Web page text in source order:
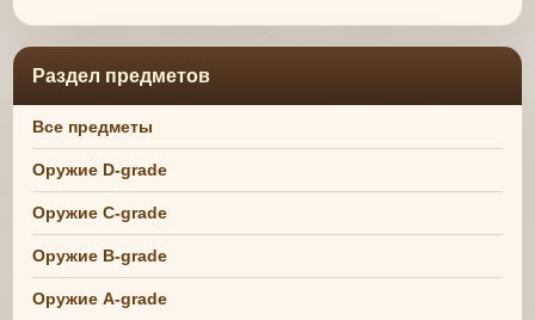
Раздел предметов
Все предметы
Оружие D-grade
Оружие C-grade
Оружие B-grade
Оружие A-grade